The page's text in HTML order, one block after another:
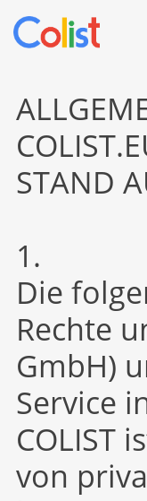
STAND
1.
Die
Rechte
GmbH)
Service
COLIST
von